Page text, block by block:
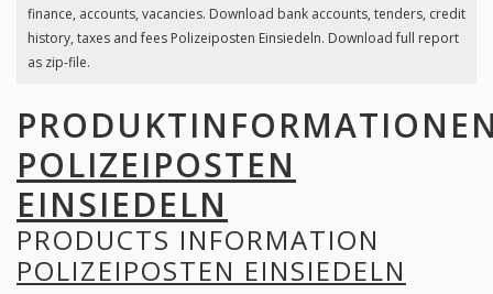
finance, accounts, vacancies. Download bank accounts, tenders, credit
history, taxes and fees Polizeiposten Einsiedeln. Download full report
as zip-file.
POLIZEIPOSTEN
EINSIEDELN
PRODUCTS INFORMATION
POLIZEIPOSTEN EINSIEDELN